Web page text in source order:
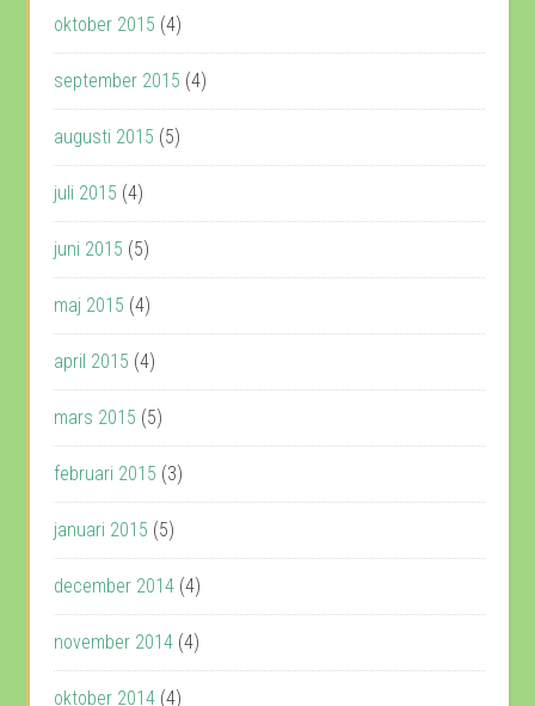
oktober 2015 (4)
september 2015 (4)
augusti 2015 (5)
juli 2015 (4)
juni 2015 (5)
maj 2015 (4)
april 2015 (4)
mars 2015 (5)
februari 2015 (3)
januari 2015 (5)
december 2014 (4)
november 2014 (4)
oktober 2014 (4)